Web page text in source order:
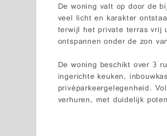
De woning valt op door de
veel licht en karakter
terwijl het private terras vrij
ontspannen onder de zon
De woning beschikt over 3
ingerichte keuken,
privéparkeergelegenheid.
verhuren, met duidelijk